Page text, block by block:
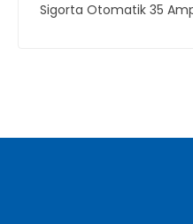
Sigorta Otomatik 35